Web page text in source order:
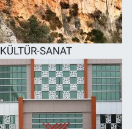
KÜLTÜR-SANAT